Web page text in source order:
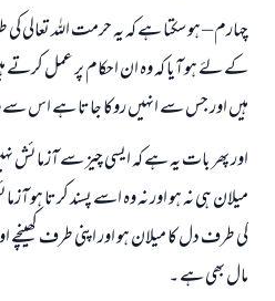
چہارم – ہو سکتا ہے کہ یہ حرمت اللہ
کے لۓ ہو آیا کہ وہ ان احکام پر عمل کرتے
ہیں اور جس سے انہیں روکا جاتا ہے اس سے
اور پھر بات یہ ہے کہ ایسی چیز سے
میلان ہی نہ ہو اور نہ وہ اسے پسند کرتا
کی طرف دل کا میلان ہو اور اپنی طرف
مال بھی ہے ۔